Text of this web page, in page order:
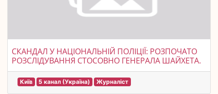
СКАНДАЛ У НАЦІОНАЛЬНІЙ ПОЛІЦІЇ: РОЗПОЧАТО
РОЗСЛІДУВАННЯ СТОСОВНО ГЕНЕРАЛА ШАЙХЕТА.
Київ 5 канал (Україна) Журналіст